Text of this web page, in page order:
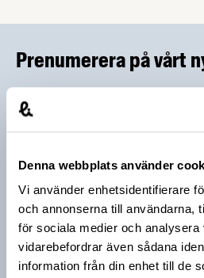
Denna webbplats använder
Vi använder enhetsidentifierare
och annonserna till användarna,
för sociala medier och analysera
vidarebefordrar även sådana
information från din enhet till de
konsekvenser för industrin:
leder till minskad
otillräckligt elnät som
investeringar.
Prenumerera på vårt
Vårt nyhetsbrev kommer ut 3-4
riktar sig till alla med ett intresse
livsmedelsföretagande och den
nyhetsbrev godkänner du
hantering av personuppgifter.
E-post: